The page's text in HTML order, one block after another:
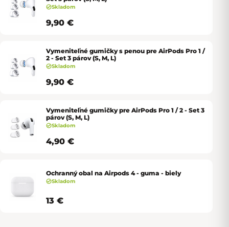
Skladom
9,90 €
Vymeniteľné gumičky s penou pre AirPods Pro 1 /
2 - Set 3 párov (S, M, L)
Skladom
9,90 €
Vymeniteľné gumičky pre AirPods Pro 1 / 2 - Set 3
párov (S, M, L)
Skladom
4,90 €
Ochranný obal na Airpods 4 - guma - biely
Skladom
13 €